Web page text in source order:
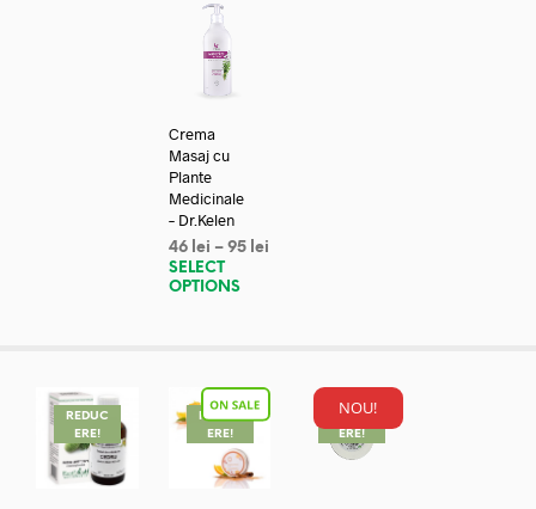
Crema
Masaj cu
Plante
Medicinale
– Dr.Kelen
46 lei – 95 lei
SELECT
OPTIONS
REDUC
ERE!
REDUC
ERE!
NOU!
REDUC
ERE!